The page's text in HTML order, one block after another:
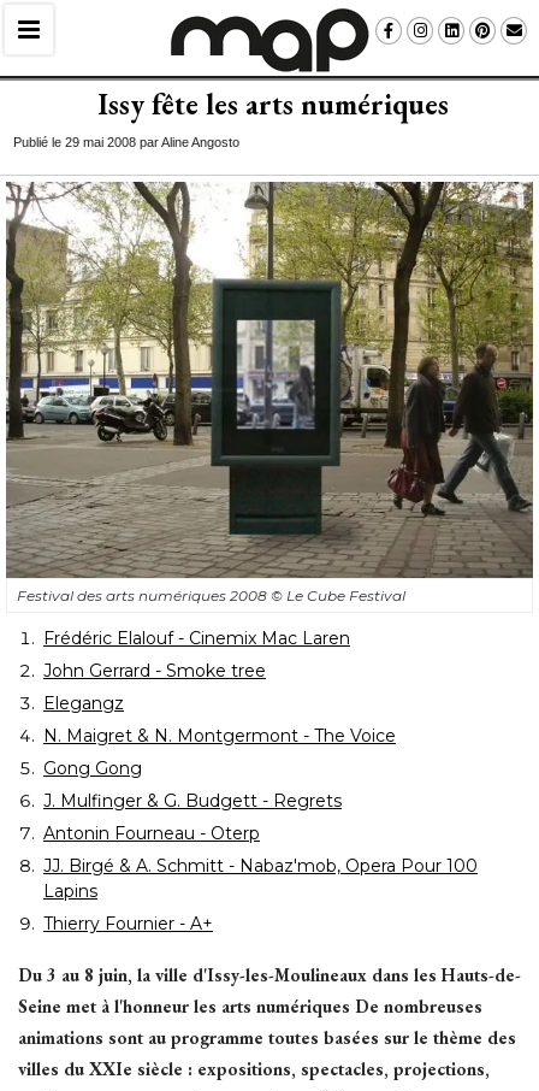
Issy fête les arts numériques
Publié le 29 mai 2008 par Aline Angosto
Festival des arts numériques 2008 © Le Cube Festival
Frédéric Elalouf - Cinemix Mac Laren
John Gerrard - Smoke tree
Elegangz
N. Maigret & N. Montgermont - The Voice
Gong Gong
J. Mulfinger & G. Budgett - Regrets
Antonin Fourneau - Oterp
JJ. Birgé & A. Schmitt - Nabaz'mob, Opera Pour 100
Lapins
Thierry Fournier - A+
Du 3 au 8 juin, la ville d'Issy-les-Moulineaux dans les Hauts-de-
Seine met à l'honneur les arts numériques De nombreuses
animations sont au programme toutes basées sur le thème des
villes du XXIe siècle : expositions, spectacles, projections,